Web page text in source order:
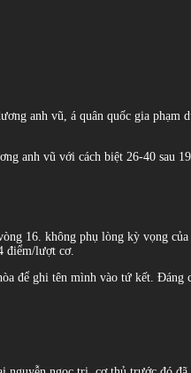
anh vũ, á quân quốc gia
anh vũ với cách biệt 26-40 sau
16. không phụ lòng kỳ vọng
điểm/lượt cơ.
để ghi tên mình vào tứ kết.